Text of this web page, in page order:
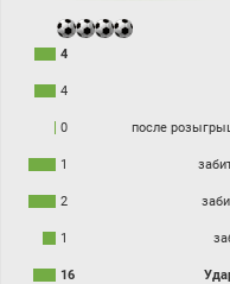
4
4
0 после
1
2
1
16